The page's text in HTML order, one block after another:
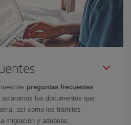
preguntas frecuentes
aclaramos los documentos que
así como los trámites
migración y aduanas.